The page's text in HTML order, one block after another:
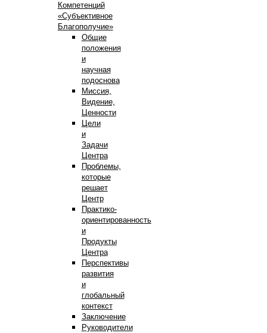
Компетенций
«Субъективное
Благополучие»
Общие
положения
и
научная
подоснова
Миссия,
Видение,
Ценности
Цели
и
Задачи
Центра
Проблемы,
которые
решает
Центр
Практико-
ориентированность
и
Продукты
Центра
Перспективы
развития
и
глобальный
контекст
Заключение
Руководители